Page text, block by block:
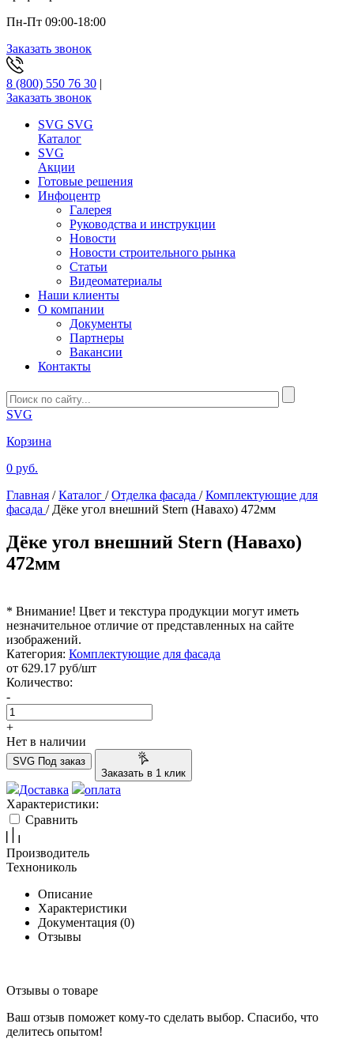
Пн-Пт 09:00-18:00
Заказать звонок
8 (800) 550 76 30 |
Заказать звонок
SVG SVG
Каталог
SVG
Акции
Готовые решения
Инфоцентр
Галерея
Руководства и инструкции
Новости
Новости строительного рынка
Статьи
Видеоматериалы
Наши клиенты
О компании
Документы
Партнеры
Вакансии
Контакты
SVG
Корзина
0 руб.
Главная / Каталог / Отделка фасада / Комплектующие для
фасада / Дёке угол внешний Stern (Навахо) 472мм
Дёке угол внешний Stern (Навахо)
472мм
* Внимание! Цвет и текстура продукции могут иметь
незначительное отличие от представленных на сайте
изображений.
Категория: Комплектующие для фасада
от 629.17 руб/шт
Количество:
-
+
Нет в наличии
SVG Под заказ
Заказать в 1 клик
Доставка
оплата
Характеристики:
Сравнить
Производитель
Технониколь
Описание
Характеристики
Документация (0)
Отзывы
Отзывы о товаре
Ваш отзыв поможет кому-то сделать выбор. Спасибо, что
делитесь опытом!